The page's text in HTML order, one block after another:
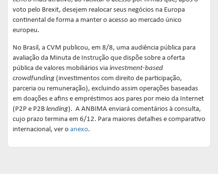
voto pelo Brexit, desejem realocar seus negócios na Europa
continental de forma a manter o acesso ao mercado único
europeu.
No Brasil, a CVM publicou, em 8/8, uma audiência pública para
avaliação da Minuta de Instrução que dispõe sobre a oferta
pública de valores mobiliários via investment-based
crowdfunding (investimentos com direito de participação,
parceria ou remuneração), excluindo assim operações baseadas
em doações e afins e empréstimos aos pares por meio da Internet
(P2P e P2B lending). A ANBIMA enviará comentários à consulta,
cujo prazo termina em 6/12. Para maiores detalhes e comparativo
internacional, ver o anexo.